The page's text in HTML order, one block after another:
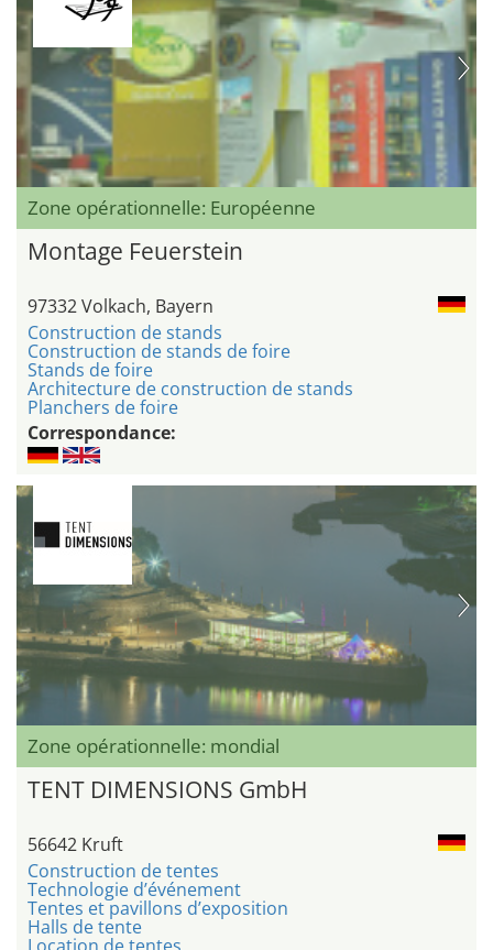
Zone opérationnelle: Européenne
Montage Feuerstein
97332 Volkach, Bayern
Construction de stands
Construction de stands de foire
Stands de foire
Architecture de construction de stands
Planchers de foire
Correspondance:
Zone opérationnelle: mondial
TENT DIMENSIONS GmbH
56642 Kruft
Construction de tentes
Technologie d’événement
Tentes et pavillons d’exposition
Halls de tente